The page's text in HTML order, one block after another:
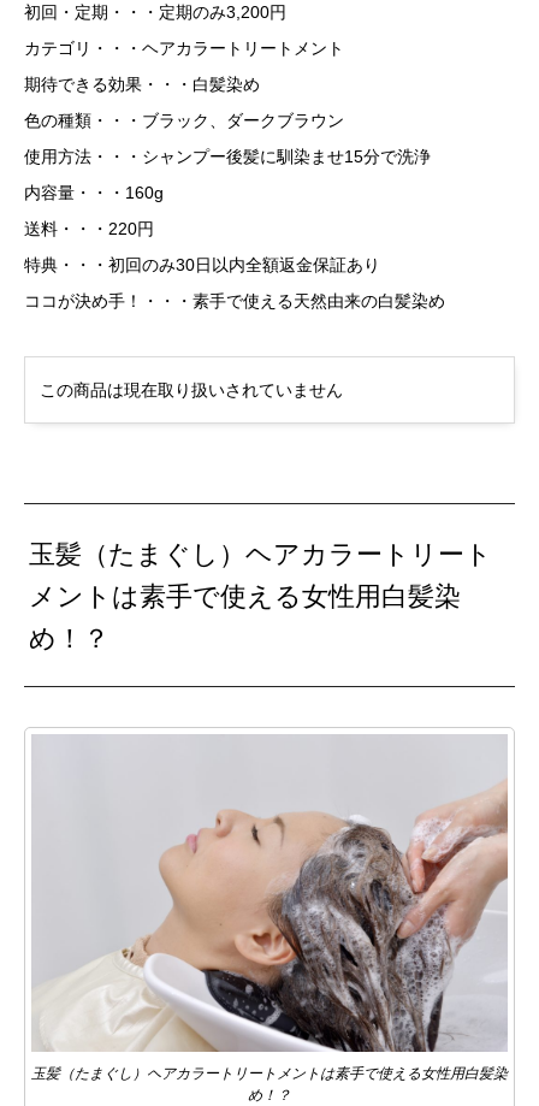
初回・定期・・・定期のみ3,200円
カテゴリ・・・ヘアカラートリートメント
期待できる効果・・・白髪染め
色の種類・・・ブラック、ダークブラウン
使用方法・・・シャンプー後髪に馴染ませ15分で洗浄
内容量・・・160g
送料・・・220円
特典・・・初回のみ30日以内全額返金保証あり
ココが決め手！・・・素手で使える天然由来の白髪染め
この商品は現在取り扱いされていません
玉髪（たまぐし）ヘアカラートリート
メントは素手で使える女性用白髪染
め！？
玉髪（たまぐし）ヘアカラートリートメントは素手で使える女性用白髪染
め！？